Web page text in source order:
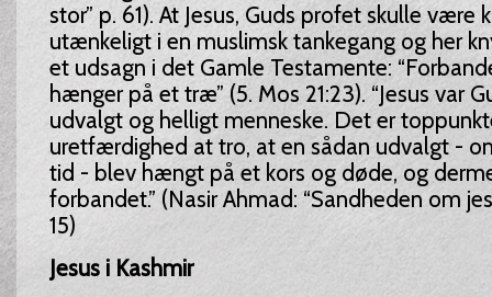
stor” p. 61). At Jesus, Guds profet skulle
utænkeligt i en muslimsk tankegang og her
et udsagn i det Gamle Testamente:
hænger på et træ” (5. Mos 21:23). “Jesus var
udvalgt og helligt menneske. Det er
uretfærdighed at tro, at en sådan udvalgt -
tid - blev hængt på et kors og døde, og
forbandet.” (Nasir Ahmad: “Sandheden om
15)
Jesus i Kashmir